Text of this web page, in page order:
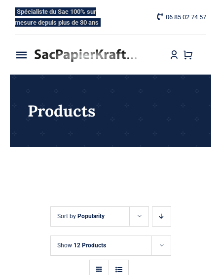
content
Spécialiste du Sac 100% sur
mesure depuis plus de 30 ans
06 85 02 74 57
Toggle
Navigation
Nos Gammes
Products
Sort by Popularity
Show 12 Products